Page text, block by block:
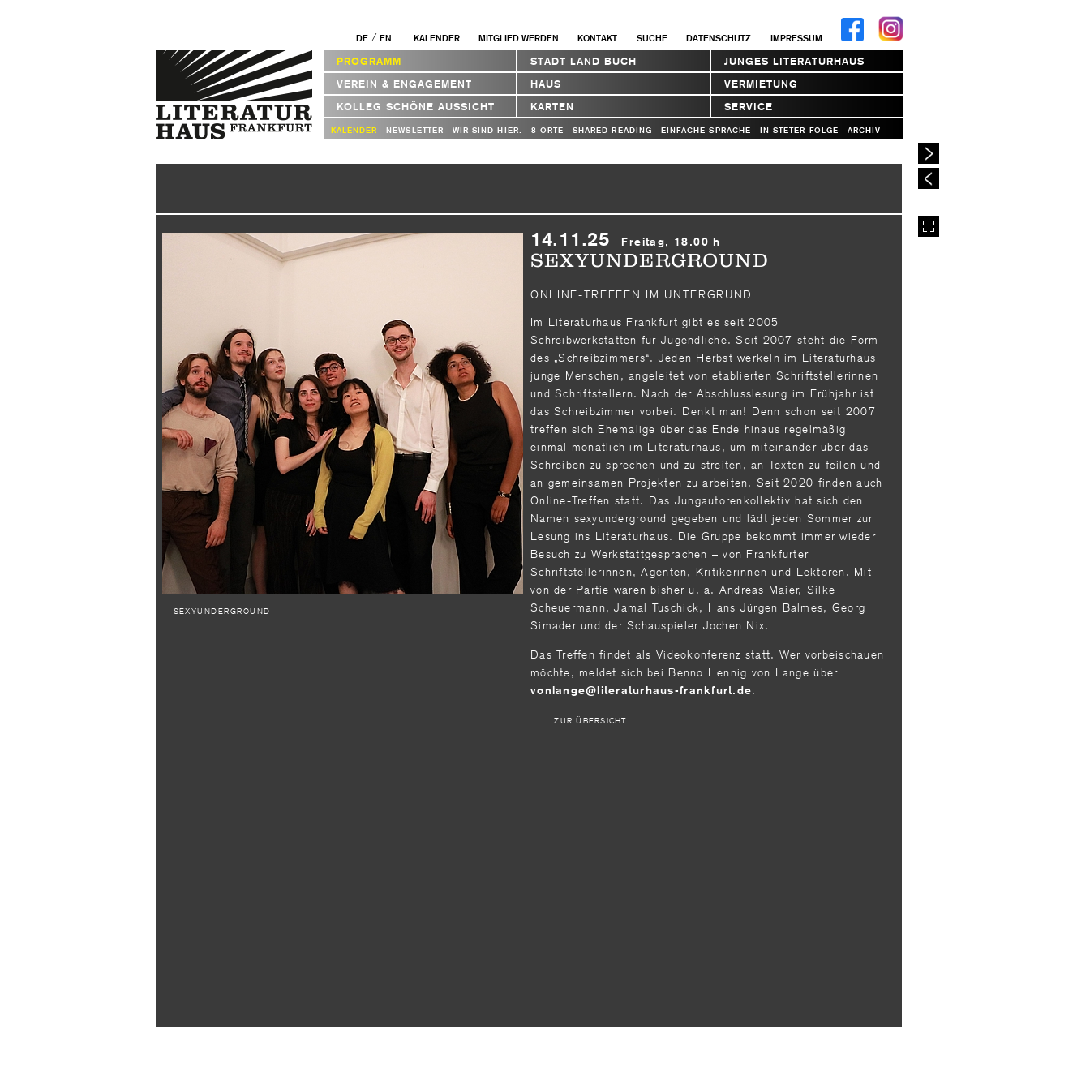
DE /EN KALENDER MITGLIED WERDEN KONTAKT SUCHE DATENSCHUTZ IMPRESSUM
PROGRAMM STADT LAND BUCH
JUNGES LITERATURHAUS
VEREIN & ENGAGEMENT
HAUS
VERMIETUNG
KOLLEG SCHÖNE AUSSICHT
KARTEN SERVICE
KALENDER NEWSLETTER WIR SIND HIER. 8 ORTE SHARED READING EINFACHE SPRACHE IN STETER FOLGE ARCHIV
SEXYUNDERGROUND
14.11.25 Freitag, 18.00 h
SEXYUNDERGROUND
ONLINE-TREFFEN IM UNTERGRUND
Im Literaturhaus Frankfurt gibt es seit 2005
Schreibwerkstätten für Jugendliche. Seit 2007 steht die Form
des „Schreibzimmers“. Jeden Herbst werkeln im Literaturhaus
junge Menschen, angeleitet von etablierten Schriftstellerinnen
und Schriftstellern. Nach der Abschlusslesung im Frühjahr ist
das Schreibzimmer vorbei. Denkt man! Denn schon seit 2007
treffen sich Ehemalige über das Ende hinaus regelmäßig
einmal monatlich im Literaturhaus, um miteinander über das
Schreiben zu sprechen und zu streiten, an Texten zu feilen und
an gemeinsamen Projekten zu arbeiten. Seit 2020 finden auch
Online-Treffen statt. Das Jungautorenkollektiv hat sich den
Namen sexyunderground gegeben und lädt jeden Sommer zur
Lesung ins Literaturhaus. Die Gruppe bekommt immer wieder
Besuch zu Werkstattgesprächen – von Frankfurter
Schriftstellerinnen, Agenten, Kritikerinnen und Lektoren. Mit
von der Partie waren bisher u. a. Andreas Maier, Silke
Scheuermann, Jamal Tuschick, Hans Jürgen Balmes, Georg
Simader und der Schauspieler Jochen Nix.
Das Treffen findet als Videokonferenz statt. Wer vorbeischauen
möchte, meldet sich bei Benno Hennig von Lange über
vonlange literaturhaus-frankfurt de.
ZUR ÜBERSICHT